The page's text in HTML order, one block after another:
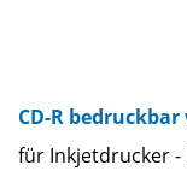
CD-R
für Inkjetdrucker -